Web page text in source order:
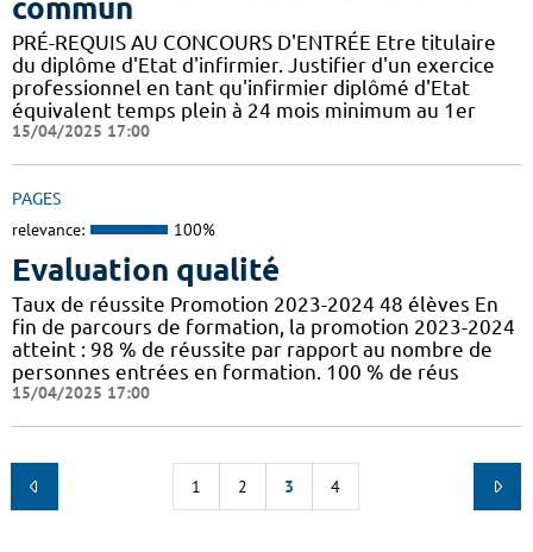
commun
PRÉ-REQUIS AU CONCOURS D'ENTRÉE Etre titulaire
du diplôme d'Etat d'infirmier. Justifier d'un exercice
professionnel en tant qu'infirmier diplômé d'Etat
équivalent temps plein à 24 mois minimum au 1er
15/04/2025 17:00
PAGES
relevance: 100%
Evaluation qualité
Taux de réussite Promotion 2023-2024 48 élèves En
fin de parcours de formation, la promotion 2023-2024
atteint : 98 % de réussite par rapport au nombre de
personnes entrées en formation. 100 % de réus
15/04/2025 17:00
1 2 3 4